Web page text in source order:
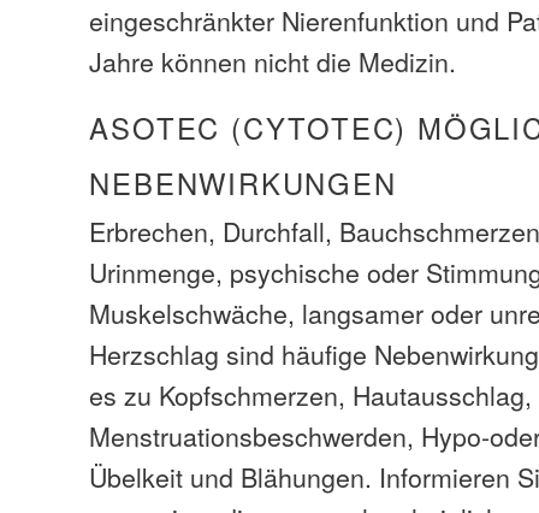
eingeschränkter Nierenfunktion und
Jahre können nicht die Medizin.
ASOTEC (CYTOTEC)
NEBENWIRKUNGEN
Erbrechen, Durchfall,
Urinmenge, psychische oder
Muskelschwäche, langsamer oder
Herzschlag sind häufige
es zu Kopfschmerzen,
Menstruationsbeschwerden, Hypo-
Übelkeit und Blähungen. Informieren